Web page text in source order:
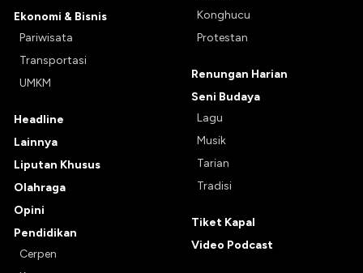
Ekonomi & Bisnis
Pariwisata
Transportasi
UMKM
Headline
Lainnya
Liputan Khusus
Olahraga
Opini
Pendidikan
Cerpen
Konghucu
Protestan
Renungan Harian
Seni Budaya
Lagu
Musik
Tarian
Tradisi
Tiket Kapal
Video Podcast